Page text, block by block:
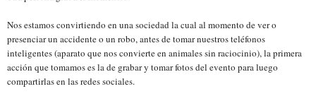
Nos estamos convirtiendo en una sociedad la cual al momento de ver o
presenciar un accidente o un robo, antes de tomar nuestros teléfonos
inteligentes (aparato que nos convierte en animales sin raciocinio), la primera
acción que tomamos es la de grabar y tomar fotos del evento para luego
compartirlas en las redes sociales.